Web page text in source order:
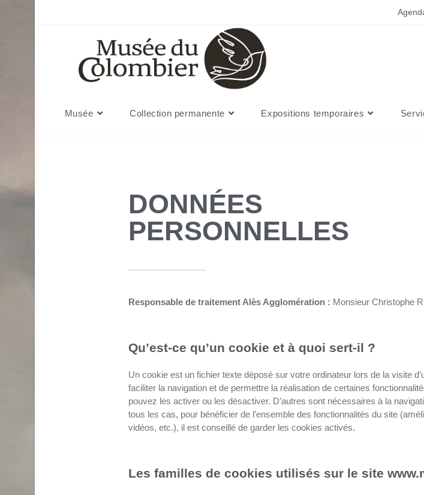
Musée Collection permanente Expositions temporaires
DONNÉES
PERSONNELLES
Responsable de traitement Alès Agglomération : Monsieur Christophe
Qu’est-ce qu’un cookie et à quoi sert-il ?
Un cookie est un fichier texte déposé sur votre ordinateur lors de la visite
faciliter la navigation et de permettre la réalisation de certaines
pouvez les activer ou les désactiver. D’autres sont nécessaires à la
tous les cas, pour bénéficier de l’ensemble des fonctionnalités du site
vidéos, etc.), il est conseillé de garder les cookies activés.
Les familles de cookies utilisés sur le site